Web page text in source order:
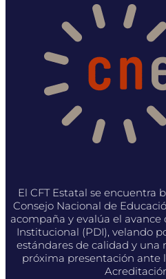
El CFT Estatal se encuentra
Consejo Nacional de
acompaña y evalúa el
Institucional (PDI), velando
estándares de calidad y una
próxima presentación ante